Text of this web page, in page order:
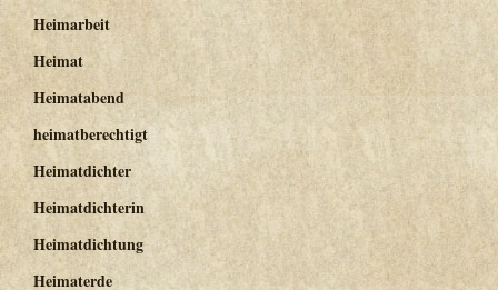
Heimarbeit
Heimat
Heimatabend
heimatberechtigt
Heimatdichter
Heimatdichterin
Heimatdichtung
Heimaterde